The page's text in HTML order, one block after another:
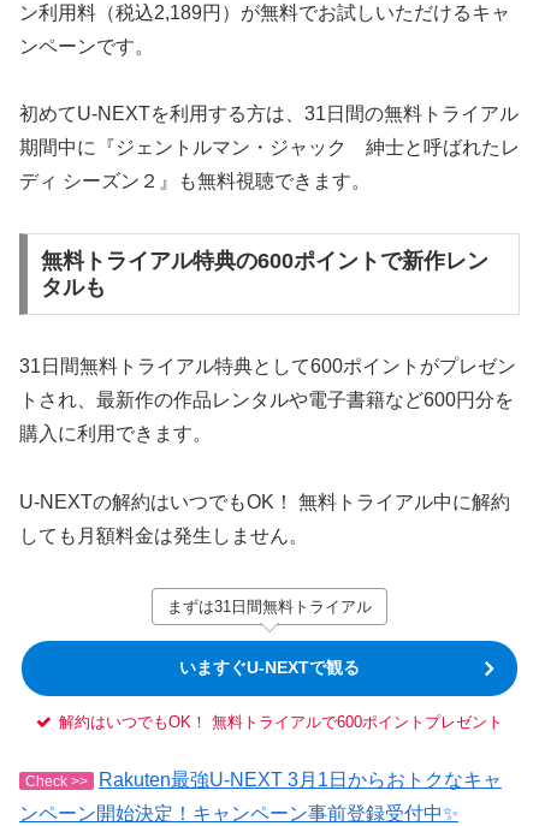
ン利用料（税込2,189円）が無料でお試しいただけるキャ
ンペーンです。
初めてU-NEXTを利用する方は、31日間の無料トライアル
期間中に『ジェントルマン・ジャック 紳士と呼ばれたレ
ディ シーズン２』も無料視聴できます。
無料トライアル特典の600ポイントで新作レン
タルも
31日間無料トライアル特典として600ポイントがプレゼン
トされ、最新作の作品レンタルや電子書籍など600円分を
購入に利用できます。
U-NEXTの解約はいつでもOK！ 無料トライアル中に解約
しても月額料金は発生しません。
まずは31日間無料トライアル
いますぐU-NEXTで観る
解約はいつでもOK！ 無料トライアルで600ポイントプレゼント
Check >>
Rakuten最強U-NEXT 3月1日からおトクなキャ
ンペーン開始決定！キャンペーン事前登録受付中✨